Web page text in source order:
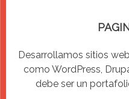
Desarrollamos sitios
como WordPress,
debe ser un